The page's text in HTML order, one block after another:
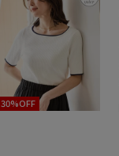
30%OFF